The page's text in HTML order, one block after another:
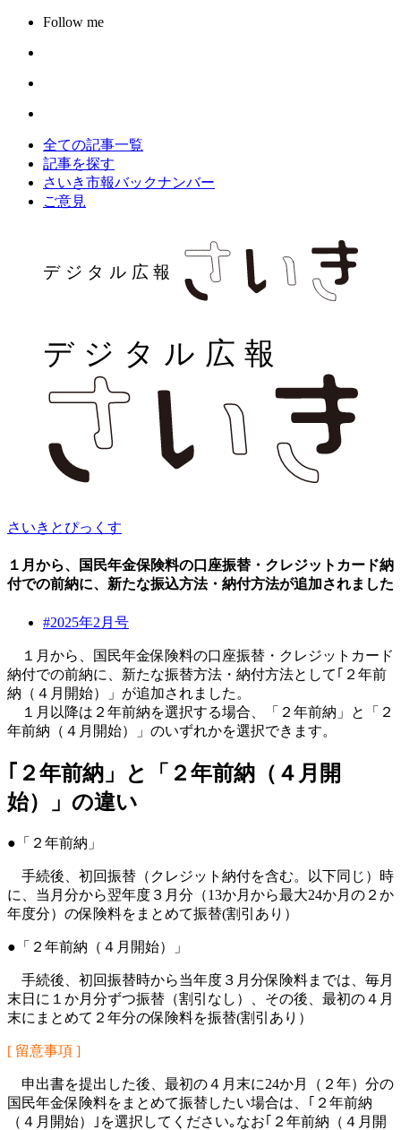
Follow me
全ての記事一覧
記事を探す
さいき市報バックナンバー
ご意見
さいきとぴっくす
１月から、国民年金保険料の口座振替・クレジットカード納
付での前納に、新たな振込方法・納付方法が追加されました
#2025年2月号
１月から、国民年金保険料の口座振替・クレジットカード
納付での前納に、新たな振替方法・納付方法として｢２年前
納（４月開始）」が追加されました。
１月以降は２年前納を選択する場合、「２年前納」と「２
年前納（４月開始）」のいずれかを選択できます。
｢２年前納」と「２年前納（４月開
始）」の違い
●「２年前納」
手続後、初回振替（クレジット納付を含む。以下同じ）時
に、当月分から翌年度３月分（13か月から最大24か月の２か
年度分）の保険料をまとめて振替(割引あり）
●「２年前納（４月開始）」
手続後、初回振替時から当年度３月分保険料までは、毎月
末日に１か月分ずつ振替（割引なし）、その後、最初の４月
末にまとめて２年分の保険料を振替(割引あり）
[ 留意事項 ]
申出書を提出した後、最初の４月末に24か月（２年）分の
国民年金保険料をまとめて振替したい場合は、｢２年前納
（４月開始）｣を選択してください｡なお｢２年前納（４月開